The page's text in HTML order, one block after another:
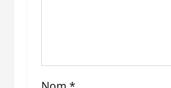
r